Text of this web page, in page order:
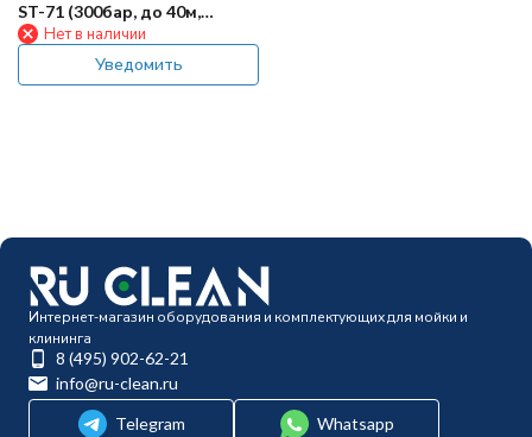
ST-71 (300бар, до 40м,
1/2внут-1/2внут)
Нет в наличии
Уведомить
Интернет-магазин оборудования и комплектующих для мойки и
клининга
8 (495) 902-62-21
info@ru-clean.ru
Telegram
Whatsapp